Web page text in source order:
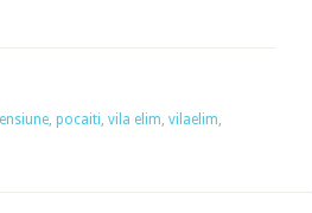
, pocaiti, vila elim, vilaelim,